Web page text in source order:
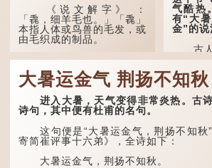
《说文解字》 ：
「毳，细羊毛也。」「毳」
本指人体或鸟兽的毛发，或
由毛织成的制品。
人体表面，例如手臂等
部位生长的细毛，也叫
「毳」，又叫「寒毛」、
「汗毛」。
医学上，「毳毛」是一
童时期长出的一种细小、不
易注意到却又几乎遍布全身
的毛发。毳毛的密度因人而
异，其长度则通常不会...
气酷热
有“大
金”的说
古人
间的气
时训解
日，腐
土润溽
行。」
萤火虫
这段
大暑运金气 荆扬不知秋
进入大暑，天气变得非常炎热。古诗
诗句，其中便有杜甫的名句。
这句便是“大暑运金气，荆扬不知秋”
寄简崔评事十六弟》，全诗如下：
大暑运金气，荆扬不知秋。